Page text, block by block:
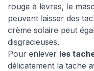
rouge à lèvres, le
peuvent laisser des
crème solaire peut
disgracieuses.
Pour enlever les
délicatement la tache